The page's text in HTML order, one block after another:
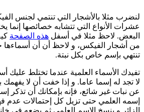
عشرات الأنواع التي تتشابه خصائصها
البعض. لاحظ مثلا في أسفل هذه الصفحة
تنتهي بإسم خاص بكل نبتة.
تفيدك الأسماء العلمية عندما تختلط عليك
لا تجد له إسما عاما. و إذا خفت أن لا
عن نبات غير شائع، فإنه بإمكانك أن تذكر
إسمه العلمي حتى تزيل كل إحتمالات عدم
الزائر و ينسخ الإسم العلمي ثم يضعه في